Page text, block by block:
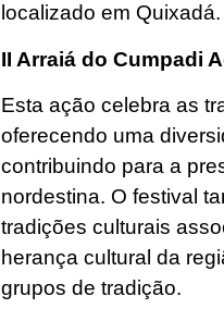
localizado em Quixadá.
II Arraiá do Cumpadi
Esta ação celebra as
oferecendo uma
contribuindo para a
nordestina. O festival
tradições culturais
herança cultural da
grupos de tradição.